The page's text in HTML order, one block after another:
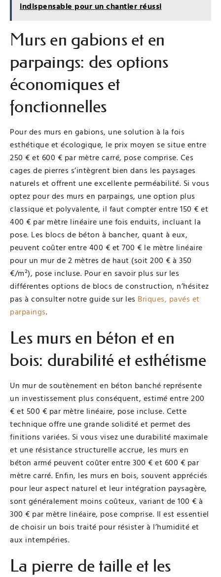
indispensable pour un chantier réussi
Murs en gabions et en
parpaings: des options
économiques et
fonctionnelles
Pour des murs en gabions, une solution à la fois
esthétique et écologique, le prix moyen se situe entre
250 € et 600 € par mètre carré, pose comprise. Ces
cages de pierres s’intègrent bien dans les paysages
naturels et offrent une excellente perméabilité. Si vous
optez pour des murs en parpaings, une option plus
classique et polyvalente, il faut compter entre 150 € et
400 € par mètre linéaire une fois enduits, incluant la
pose. Les blocs de béton à bancher, quant à eux,
peuvent coûter entre 400 € et 700 € le mètre linéaire
pour un mur de 2 mètres de haut (soit 200 € à 350
€/m²), pose incluse. Pour en savoir plus sur les
différentes options de blocs de construction, n’hésitez
pas à consulter notre guide sur les Briques, pavés et
parpaings.
Les murs en béton et en
bois: durabilité et esthétisme
Un mur de soutènement en béton banché représente
un investissement plus conséquent, estimé entre 200
€ et 500 € par mètre linéaire, pose incluse. Cette
technique offre une grande solidité et permet des
finitions variées. Si vous visez une durabilité maximale
et une résistance structurelle accrue, les murs en
béton armé peuvent coûter entre 300 € et 600 € par
mètre carré. Enfin, les murs en bois, souvent appréciés
pour leur aspect naturel et leur intégration paysagère,
sont généralement moins coûteux, variant de 100 € à
300 € par mètre linéaire, pose comprise. Il est essentiel
de choisir un bois traité pour résister à l’humidité et
aux intempéries.
La pierre de taille et les